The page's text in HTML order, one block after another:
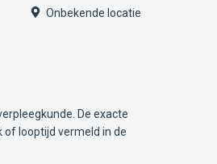
Onbekende locatie
De exacte
of looptijd vermeld in de